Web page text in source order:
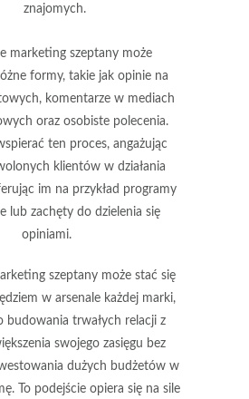
znajomych.
marketing szeptany może
formy, takie jak opinie na
, komentarze w mediach
oraz osobiste polecenia.
ten proces, angażując
klientów w działania
im na przykład programy
lub zachęty do dzielenia się
opiniami.
szeptany może stać się
w arsenale każdej marki,
budowania trwałych relacji z
swojego zasięgu bez
dużych budżetów w
To podejście opiera się na sile